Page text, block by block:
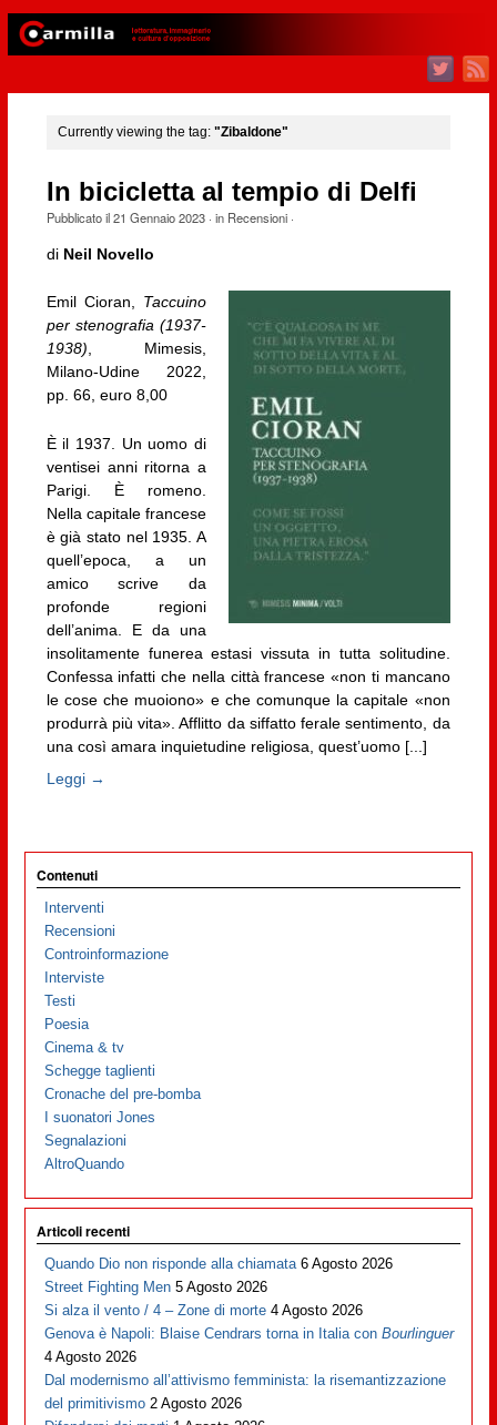
Currently viewing the tag: "Zibaldone"
In bicicletta al tempio di Delfi
Pubblicato il21 Gennaio 2023· in Recensioni·
di Neil Novello
Emil Cioran, Taccuino
per stenografia (1937-
1938), Mimesis,
Milano-Udine 2022,
pp. 66, euro 8,00
È il 1937. Un uomo di
ventisei anni ritorna a
Parigi. È romeno.
Nella capitale francese
è già stato nel 1935. A
quell’epoca, a un
amico scrive da
profonde regioni
dell’anima. E da una
insolitamente funerea estasi vissuta in tutta solitudine.
Confessa infatti che nella città francese «non ti mancano
le cose che muoiono» e che comunque la capitale «non
produrrà più vita». Afflitto da siffatto ferale sentimento, da
una così amara inquietudine religiosa, quest’uomo [...]
Leggi →
Contenuti
Interventi
Recensioni
Controinformazione
Interviste
Testi
Poesia
Cinema & tv
Schegge taglienti
Cronache del pre-bomba
I suonatori Jones
Segnalazioni
AltroQuando
Articoli recenti
Quando Dio non risponde alla chiamata 6 Agosto 2026
Street Fighting Men 5 Agosto 2026
Si alza il vento / 4 – Zone di morte 4 Agosto 2026
Genova è Napoli: Blaise Cendrars torna in Italia conBourlinguer
4 Agosto 2026
Dal modernismo all’attivismo femminista: la risemantizzazione
del primitivismo 2 Agosto 2026